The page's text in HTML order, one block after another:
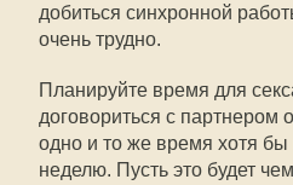
добиться синхронной
очень трудно.
Планируйте время для
договориться с партнером
одно и то же время хотя бы
неделю. Пусть это будет